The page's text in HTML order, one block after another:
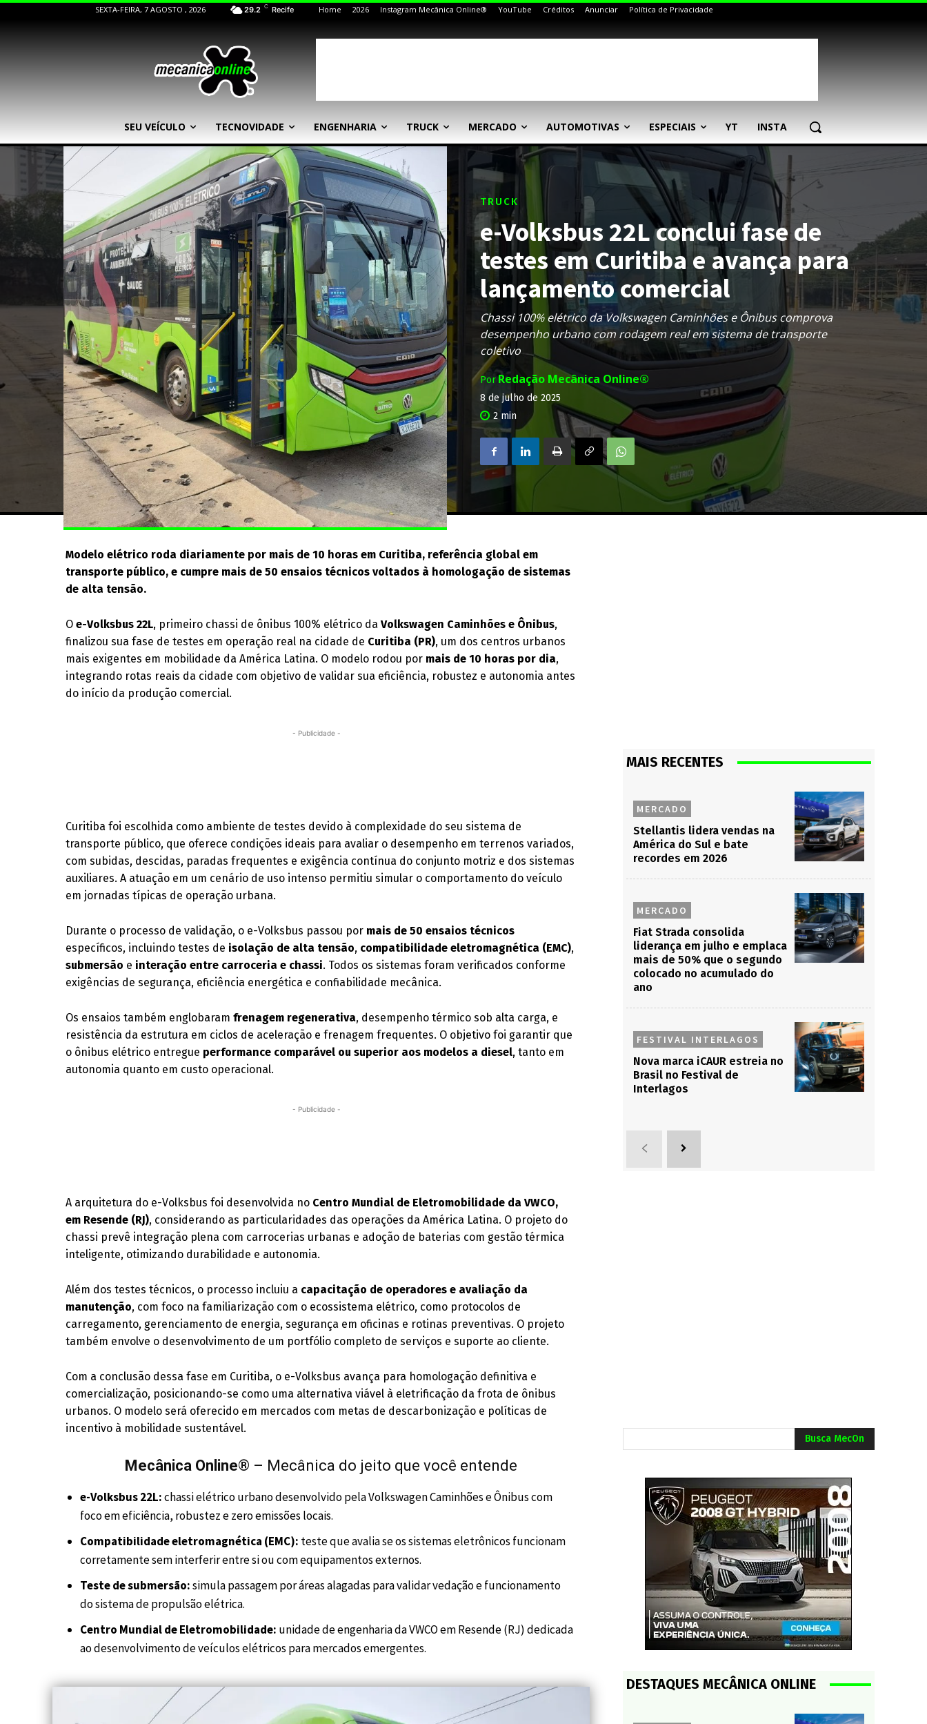
SEXTA-FEIRA, 7 AGOSTO , 2026 29.2 C Recife Home 2026 Instagram Mecânica Online® YouTube Créditos Anunciar Política de Privacidade
SEU VEÍCULO TECNOVIDADE ENGENHARIA TRUCK MERCADO AUTOMOTIVAS ESPECIAIS YT INSTA
TRUCK
e-Volksbus 22L conclui fase de
testes em Curitiba e avança para
lançamento comercial
Chassi 100% elétrico da Volkswagen Caminhões e Ônibus comprova
desempenho urbano com rodagem real em sistema de transporte
coletivo
PorRedação Mecânica Online®
8 de julho de 2025
2min
Modelo elétrico roda diariamente por mais de 10 horas em Curitiba, referência global em
transporte público, e cumpre mais de 50 ensaios técnicos voltados à homologação de sistemas
de alta tensão.
Oe-Volksbus 22L, primeiro chassi de ônibus 100% elétrico daVolkswagen Caminhões e Ônibus,
finalizou sua fase de testes em operação real na cidade de Curitiba (PR), um dos centros urbanos
mais exigentes em mobilidade da América Latina. O modelo rodou por mais de 10 horas por dia,
integrando rotas reais da cidade com objetivo de validar sua eficiência, robustez e autonomia antes
do início da produção comercial.
- Publicidade -
Curitiba foi escolhida como ambiente de testes devido à complexidade do seu sistema de
transporte público, que oferece condições ideais para avaliar o desempenho em terrenos variados,
com subidas, descidas, paradas frequentes e exigência contínua do conjunto motriz e dos sistemas
auxiliares. A atuação em um cenário de uso intenso permitiu simular o comportamento do veículo
em jornadas típicas de operação urbana.
Durante o processo de validação, o e-Volksbus passou por mais de 50 ensaios técnicos
específicos, incluindo testes de isolação de alta tensão, compatibilidade eletromagnética (EMC),
submersão e interação entre carroceria e chassi. Todos os sistemas foram verificados conforme
exigências de segurança, eficiência energética e confiabilidade mecânica.
Os ensaios também englobaramfrenagem regenerativa, desempenho térmico sob alta carga, e
resistência da estrutura em ciclos de aceleração e frenagem frequentes. O objetivo foi garantir que
o ônibus elétrico entregue performance comparável ou superior aos modelos a diesel, tanto em
autonomia quanto em custo operacional.
- Publicidade -
A arquitetura do e-Volksbus foi desenvolvida no Centro Mundial de Eletromobilidade da VWCO,
em Resende (RJ), considerando as particularidades das operações da América Latina. O projeto do
chassi prevê integração plena com carrocerias urbanas e adoção de baterias com gestão térmica
inteligente, otimizando durabilidade e autonomia.
Além dos testes técnicos, o processo incluiu a capacitação de operadores e avaliação da
manutenção, com foco na familiarização com o ecossistema elétrico, como protocolos de
carregamento, gerenciamento de energia, segurança em oficinas e rotinas preventivas. O projeto
também envolve o desenvolvimento de um portfólio completo de serviços e suporte ao cliente.
Com a conclusão dessa fase em Curitiba, o e-Volksbus avança para homologação definitiva e
comercialização, posicionando-se como uma alternativa viável à eletrificação da frota de ônibus
urbanos. O modelo será oferecido em mercados com metas de descarbonização e políticas de
incentivo à mobilidade sustentável.
Mecânica Online® – Mecânica do jeito que você entende
e-Volksbus 22L:chassi elétrico urbano desenvolvido pela Volkswagen Caminhões e Ônibus com
foco em eficiência, robustez e zero emissões locais.
Compatibilidade eletromagnética (EMC): teste que avalia se os sistemas eletrônicos funcionam
corretamente sem interferir entre si ou com equipamentos externos.
Teste de submersão:simula passagem por áreas alagadas para validar vedação e funcionamento
do sistema de propulsão elétrica.
Centro Mundial de Eletromobilidade: unidade de engenharia da VWCO em Resende (RJ) dedicada
ao desenvolvimento de veículos elétricos para mercados emergentes.
MAIS RECENTES
MERCADO
Stellantis lidera vendas na
América do Sul e bate
recordes em 2026
MERCADO
Fiat Strada consolida
liderança em julho e emplaca
mais de 50% que o segundo
colocado no acumulado do
ano
FESTIVAL INTERLAGOS
Nova marca iCAUR estreia no
Brasil no Festival de
Interlagos
Busca MecOn
DESTAQUES MECÂNICA ONLINE